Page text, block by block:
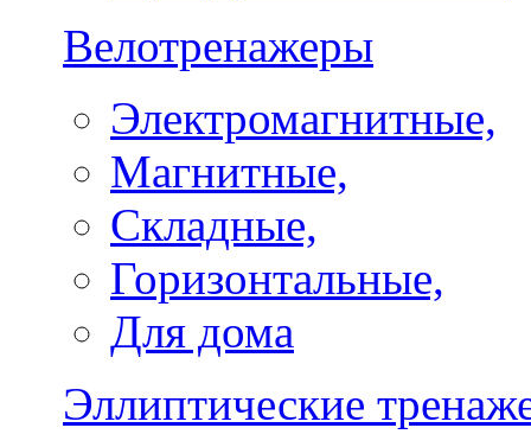
Велотренажеры
Электромагнитные,
Магнитные,
Складные,
Горизонтальные,
Для дома
Эллиптические